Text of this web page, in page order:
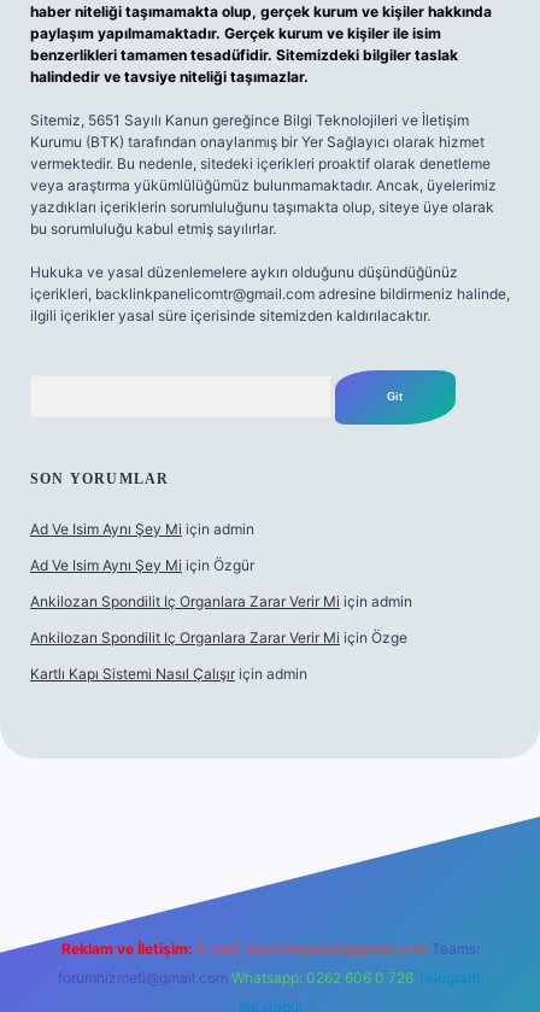
haber niteliği taşımamakta olup, gerçek kurum ve kişiler hakkında
paylaşım yapılmamaktadır. Gerçek kurum ve kişiler ile isim
benzerlikleri tamamen tesadüfidir. Sitemizdeki bilgiler taslak
halindedir ve tavsiye niteliği taşımazlar.
Sitemiz, 5651 Sayılı Kanun gereğince Bilgi Teknolojileri ve İletişim
Kurumu (BTK) tarafından onaylanmış bir Yer Sağlayıcı olarak hizmet
vermektedir. Bu nedenle, sitedeki içerikleri proaktif olarak denetleme
veya araştırma yükümlülüğümüz bulunmamaktadır. Ancak, üyelerimiz
yazdıkları içeriklerin sorumluluğunu taşımakta olup, siteye üye olarak
bu sorumluluğu kabul etmiş sayılırlar.
Hukuka ve yasal düzenlemelere aykırı olduğunu düşündüğünüz
içerikleri, backlinkpanelicomtr@gmail.com adresine bildirmeniz halinde,
ilgili içerikler yasal süre içerisinde sitemizden kaldırılacaktır.
SON YORUMLAR
Ad Ve Isim Aynı Şey Mi için admin
Ad Ve Isim Aynı Şey Mi için Özgür
Ankilozan Spondilit Iç Organlara Zarar Verir Mi için admin
Ankilozan Spondilit Iç Organlara Zarar Verir Mi için Özge
Kartlı Kapı Sistemi Nasıl Çalışır için admin
Reklam ve İletişim: E-mail: backlinkpaneli@gmail.com Teams:
forumhizmeti@gmail.com Whatsapp: 0262 606 0 726 Telegram:
@karabul